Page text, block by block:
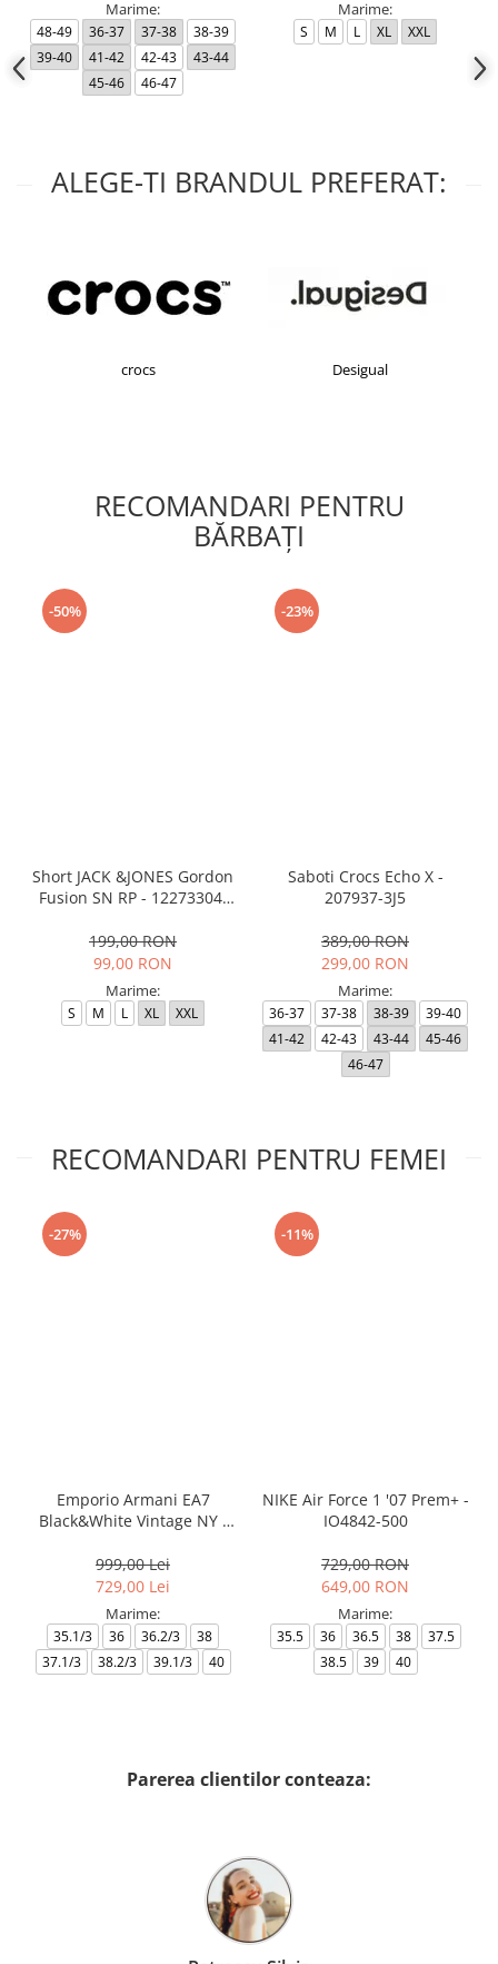
Marime:
48-49 36-37 37-38
38-39
39-40
41-42 42-43
43-44
45-46
46-47
Marime:
S M L XL XXL
ALEGE-TI BRANDUL PREFERAT:
crocs Desigual
RECOMANDARI PENTRU
BĂRBAŢI
-50%
Short JACK &JONES Gordon
Fusion SN RP - 12273304-
199,00 RON
99,00 RON
Marime:
S M L XL XXL
-23%
Saboti Crocs Echo X -
207937-3J5
389,00 RON
299,00 RON
Marime:
36-37 37-38 38-39
39-40
41-42
42-43 43-44
45-46
46-47
RECOMANDARI PENTRU FEMEI
-27%
Emporio Armani EA7
Black&White Vintage NY -
999,00 Lei
729,00 Lei
Marime:
35.1/3 36 36.2/3
38
37.1/3
38.2/3 39.1/3 40
-11%
NIKE Air Force 1 '07 Prem+ -
IO4842-500
729,00 RON
649,00 RON
Marime:
35.5 36 36.5 38
37.5
38.5
39 40
Parerea clientilor conteaza: